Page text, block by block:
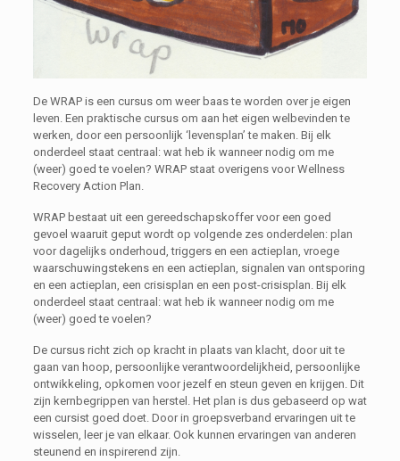
De WRAP is een cursus om weer baas te worden over je eigen
leven. Een praktische cursus om aan het eigen welbevinden te
werken, door een persoonlijk ‘levensplan’ te maken. Bij elk
onderdeel staat centraal: wat heb ik wanneer nodig om me
(weer) goed te voelen? WRAP staat overigens voor Wellness
Recovery Action Plan.
WRAP bestaat uit een gereedschapskoffer voor een goed
gevoel waaruit geput wordt op volgende zes onderdelen: plan
voor dagelijks onderhoud, triggers en een actieplan, vroege
waarschuwingstekens en een actieplan, signalen van ontsporing
en een actieplan, een crisisplan en een post-crisisplan. Bij elk
onderdeel staat centraal: wat heb ik wanneer nodig om me
(weer) goed te voelen?
De cursus richt zich op kracht in plaats van klacht, door uit te
gaan van hoop, persoonlijke verantwoordelijkheid, persoonlijke
ontwikkeling, opkomen voor jezelf en steun geven en krijgen. Dit
zijn kernbegrippen van herstel. Het plan is dus gebaseerd op wat
een cursist goed doet. Door in groepsverband ervaringen uit te
wisselen, leer je van elkaar. Ook kunnen ervaringen van anderen
steunend en inspirerend zijn.